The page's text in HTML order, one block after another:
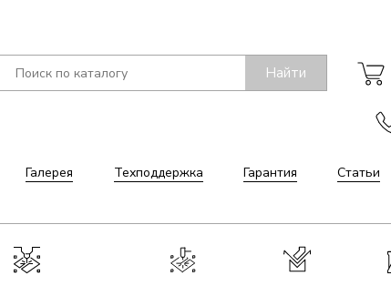
Найти
Галерея Техподдержка Гарантия Статьи